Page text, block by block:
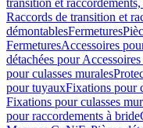
transition et
Raccords de transition et
démontablesFermetures
FermeturesAccessoires
détachées pour
pour culasses murales
pour tuyauxFixations pour
Fixations pour culasses
pour raccordements à bride